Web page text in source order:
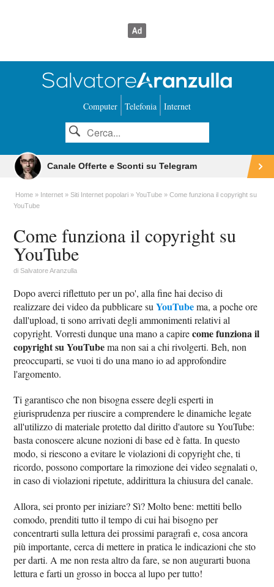
Computer Telefonia Internet
Canale Offerte e Sconti su Telegram
Home Internet Siti Internet popolari YouTube
Come funziona il copyright su
YouTube
Come funziona il copyright su
YouTube
diSalvatore Aranzulla
Dopo averci riflettuto per un po', alla fine hai deciso di
realizzare dei video da pubblicare suYouTubema, a poche ore
dall'upload, ti sono arrivati degli ammonimenti relativi al
copyright. Vorresti dunque una mano a capirecome funziona il
copyright su YouTubema non sai a chi rivolgerti. Beh, non
preoccuparti, se vuoi ti do una mano io ad approfondire
l'argomento.
Ti garantisco che non bisogna essere degli esperti in
giurisprudenza per riuscire a comprendere le dinamiche legate
all'utilizzo di materiale protetto dal diritto d'autore su YouTube:
basta conoscere alcune nozioni di base ed è fatta. In questo
modo, si riescono a evitare le violazioni di copyright che, ti
ricordo, possono comportare la rimozione dei video segnalati o,
in caso di violazioni ripetute, addirittura la chiusura del canale.
Allora, sei pronto per iniziare? Sì? Molto bene: mettiti bello
comodo, prenditi tutto il tempo di cui hai bisogno per
concentrarti sulla lettura dei prossimi paragrafi e, cosa ancora
più importante, cerca di mettere in pratica le indicazioni che sto
per darti. A me non resta altro da fare, se non augurarti buona
lettura e farti un grosso in bocca al lupo per tutto!